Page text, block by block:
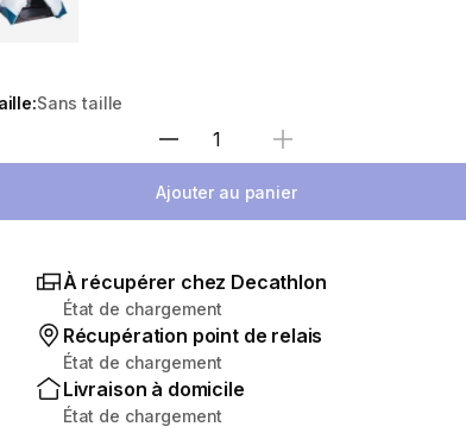
Sans taille
Sélectionnez la quantité
Ajouter au panier
À récupérer chez Decathlon
État de chargement
Récupération point de relais
État de chargement
Livraison à domicile
État de chargement